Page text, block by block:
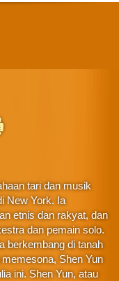
tari dan musik
New York. Ia
etnis dan rakyat, dan
dan pemain solo.
berkembang di tanah
Shen Yun
ini. Shen Yun, atau